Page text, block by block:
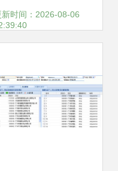
CIW门户的财富密
新时间：2026-08-06